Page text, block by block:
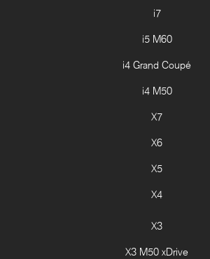
i7
i5 M60
i4 Grand Coupé
i4 M50
X7
X6
X5
X4
X3
X3 M50 xDrive